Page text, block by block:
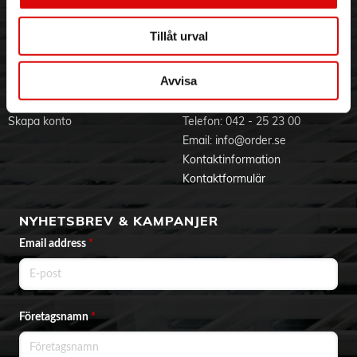
Tillåt urval
Avvisa
Jobba hos oss
Varumärken
Integritetspolicy
Om cookies
BLI KUND
Skapa konto
KONTAKTA OSS
Telefon: 042 - 25 23 00
Email: info@order.se
Kontaktinformation
Kontaktformulär
NYHETSBREV & KAMPANJER
Email address *
Företagsnamn*